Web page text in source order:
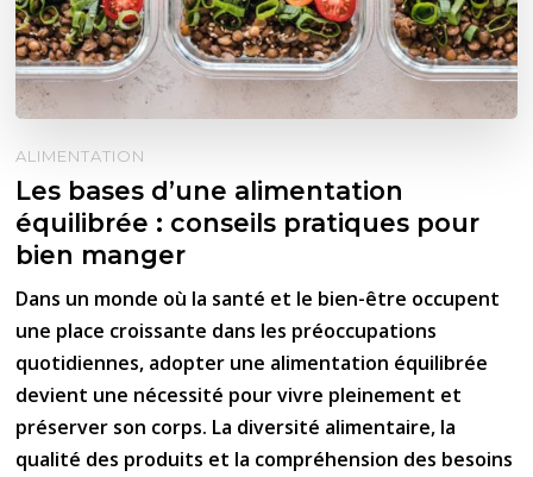
ALIMENTATION
Les bases d’une alimentation
équilibrée : conseils pratiques pour
bien manger
Dans un monde où la santé et le bien-être occupent
une place croissante dans les préoccupations
quotidiennes, adopter une alimentation équilibrée
devient une nécessité pour vivre pleinement et
préserver son corps. La diversité alimentaire, la
qualité des produits et la compréhension des besoins